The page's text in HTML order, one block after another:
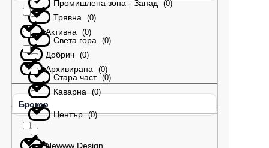
Промишлена зона - Запад (0)
Света гора (0)
Стара част (0)
Център (0)
Трявна (0)
Добрич (0)
Каварна (0)
Активна (0)
Архивирана (0)
Брокер
Newww Design